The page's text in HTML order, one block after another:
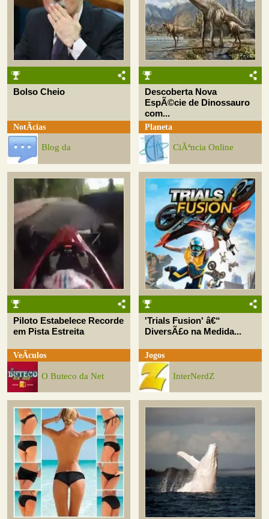
Bolso Cheio
NotÃ­cias
Blog da
Descoberta Nova
EspÃ©cie de Dinossauro
com...
Planeta
CiÃªncia Online
Piloto Estabelece Recorde
em Pista Estreita
VeÃ­culos
O Buteco da Net
'Trials Fusion' â€“
DiversÃ£o na Medida...
Jogos
InterNerdZ